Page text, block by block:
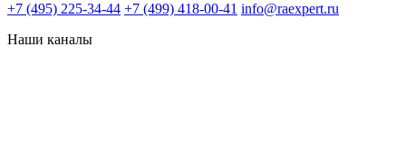
+7 (495) 225-34-44 +7 (499) 418-00-41 info@raexpert.ru
Наши каналы